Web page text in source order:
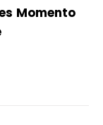
Momento